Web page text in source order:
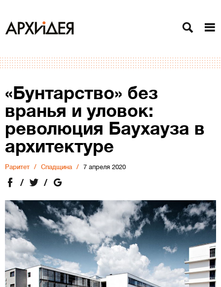
«Бунтарство» без
вранья и уловок:
революция Баухауза в
архитектуре
Раритет Спадщина 7 апреля 2020